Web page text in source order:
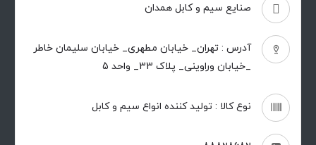
صنایع سیم و کابل همدان
آدرس : تهران_ خیابان مطهری_ خیابان سلیمان خاطر
_خیابان وراوینی_ پلاک 33_ واحد 5
نوع کالا : تولید کننده انواع سیم و کابل